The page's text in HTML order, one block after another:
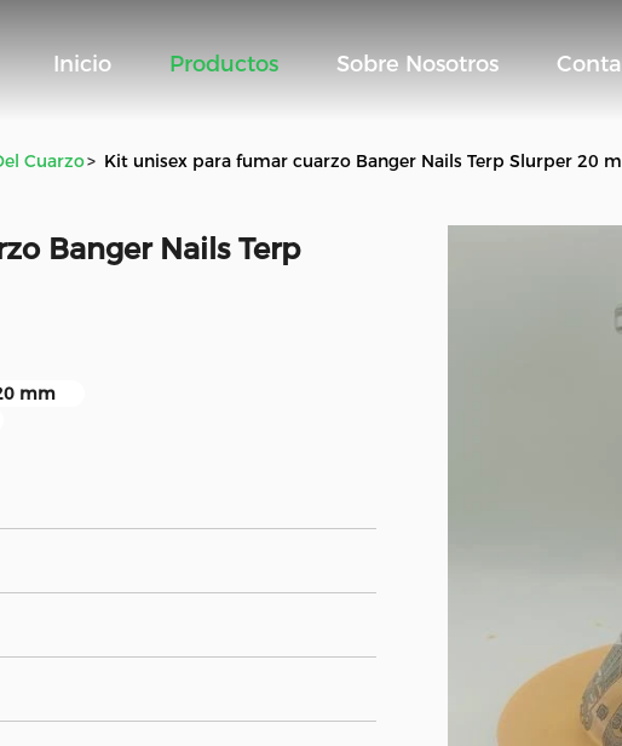
Inicio Productos Sobre Nosotros
Cuarzo> Kit unisex para fumar cuarzo Banger Nails Terp Slurper 20
Banger Nails Terp
mm